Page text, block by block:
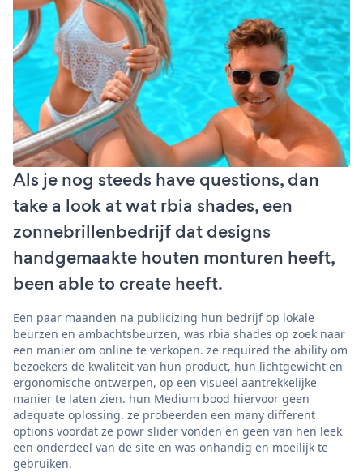
Als je nog steeds have questions, dan
take a look at wat rbia shades, een
zonnebrillenbedrijf dat designs
handgemaakte houten monturen heeft,
been able to create heeft.
Een paar maanden na publicizing hun bedrijf op lokale
beurzen en ambachtsbeurzen, was rbia shades op zoek naar
een manier om online te verkopen. ze required the ability om
bezoekers de kwaliteit van hun product, hun lichtgewicht en
ergonomische ontwerpen, op een visueel aantrekkelijke
manier te laten zien. hun Medium bood hiervoor geen
adequate oplossing. ze probeerden een many different
options voordat ze powr slider vonden en geen van hen leek
een onderdeel van de site en was onhandig en moeilijk te
gebruiken.